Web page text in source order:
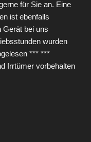
für Sie an. Eine
ist ebenfalls
Gerät bei uns
wurden
*** ***
Irrtümer vorbehalten